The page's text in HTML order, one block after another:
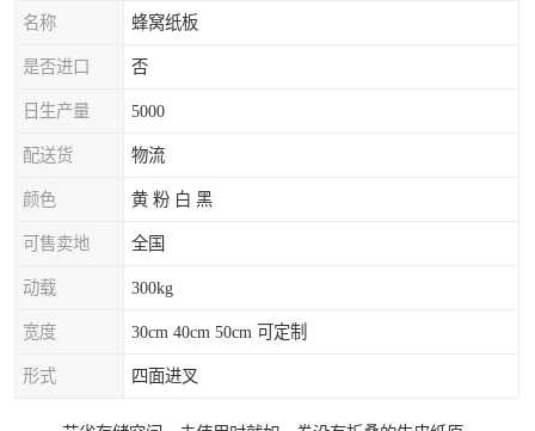
名称 蜂窝纸板
是否进口 否
日生产量 5000
配送货 物流
颜色 黄 粉 白 黑
可售卖地 全国
动载 300kg
宽度 30cm 40cm 50cm 可定制
形式 四面进叉